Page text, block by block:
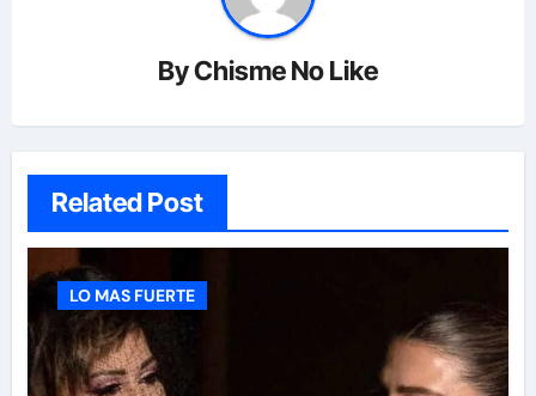
ByChisme No Like
Related Post
LO MAS FUERTE